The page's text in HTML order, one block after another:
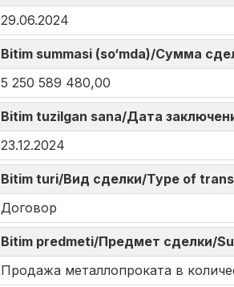
29.06.2024
Bitim summasi (so‘mda)/Сумма
5 250 589 480,00
Bitim tuzilgan sana/Дата
23.12.2024
Bitim turi/Вид сделки/Type of
Договор
Bitim predmeti/Предмет сделки/
Продажа металлопроката в